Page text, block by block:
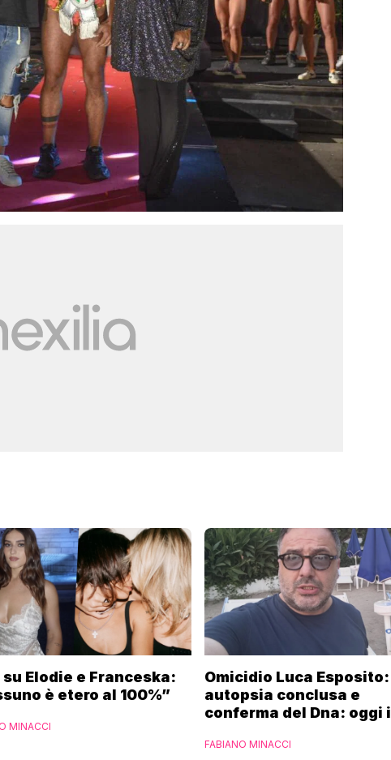
su Elodie e Franceska:
è etero al 100%”
MINACCI
Omicidio Luca Esposito:
autopsia conclusa e
conferma del Dna: oggi i
FABIANO MINACCI